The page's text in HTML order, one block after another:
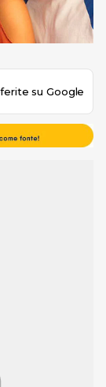
su Google